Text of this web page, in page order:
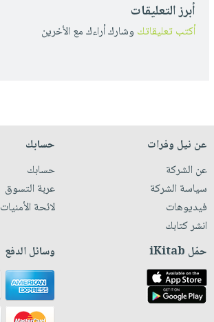
أبرز التعليقات
أكتب تعليقاتك وشارك أراءك مع الأخرين
عن نيل وفرات
عن الشركة
سياسة الشركة
فيديوهات
انشر كتابك
حسابك
حسابك
عربة التسوق
لائحة الأمنيات
حمّل iKitab وسائل الدفع